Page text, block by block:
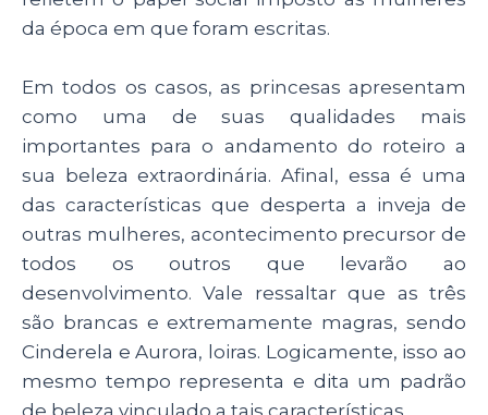
da época em que foram escritas.
Em todos os casos, as princesas apresentam
como uma de suas qualidades mais
importantes para o andamento do roteiro a
sua beleza extraordinária. Afinal, essa é uma
das características que desperta a inveja de
outras mulheres, acontecimento precursor de
todos os outros que levarão ao
desenvolvimento. Vale ressaltar que as três
são brancas e extremamente magras, sendo
Cinderela e Aurora, loiras. Logicamente, isso ao
mesmo tempo representa e dita um padrão